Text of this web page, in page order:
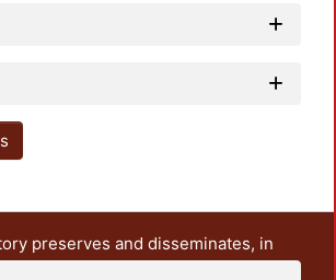
preserves and disseminates, in
access, the teaching and research